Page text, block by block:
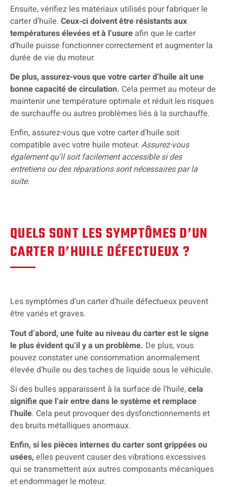
Ensuite, vérifiez les matériaux utilisés pour fabriquer le
carter d’huile. Ceux-ci doivent être résistants aux
températures élevées et à l’usure afin que le carter
d’huile puisse fonctionner correctement et augmenter la
durée de vie du moteur.
De plus, assurez-vous que votre carter d’huile ait une
bonne capacité de circulation. Cela permet au moteur de
maintenir une température optimale et réduit les risques
de surchauffe ou autres problèmes liés à la surchauffe.
Enfin, assurez-vous que votre carter d’huile soit
compatible avec votre huile moteur. Assurez-vous
également qu’il soit facilement accessible si des
entretiens ou des réparations sont nécessaires par la
suite.
QUELS SONT LES SYMPTÔMES D’UN
CARTER D’HUILE DÉFECTUEUX ?
Les symptômes d’un carter d’huile défectueux peuvent
être variés et graves.
Tout d’abord, une fuite au niveau du carter est le signe
le plus évident qu’il y a un problème. De plus, vous
pouvez constater une consommation anormalement
élevée d’huile ou des taches de liquide sous le véhicule.
Si des bulles apparaissent à la surface de l’huile,cela
signifie que l’air entre dans le système et remplace
l’huile. Cela peut provoquer des dysfonctionnements et
des bruits métalliques anormaux.
Enfin, si les pièces internes du carter sont grippées ou
usées, elles peuvent causer des vibrations excessives
qui se transmettent aux autres composants mécaniques
et endommager le moteur.